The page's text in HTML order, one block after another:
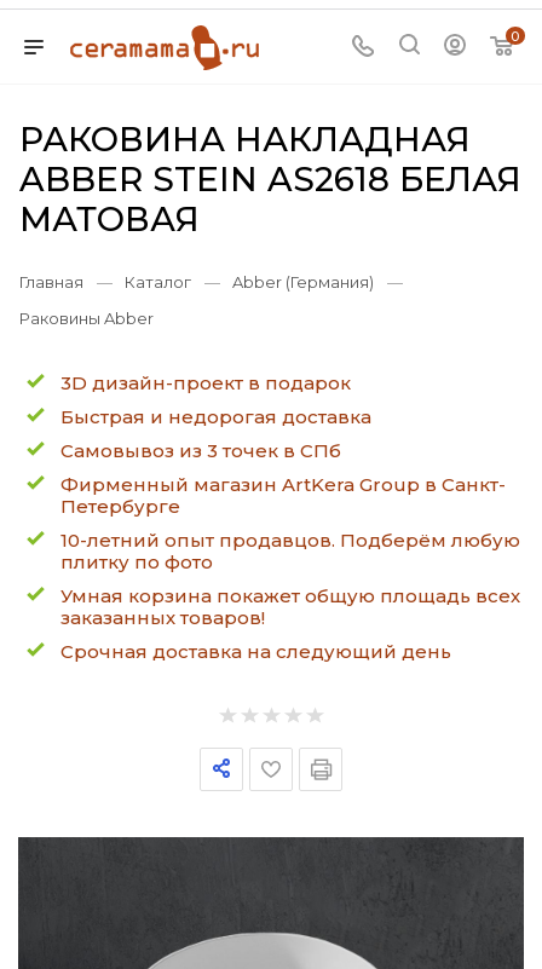
0
РАКОВИНА НАКЛАДНАЯ
ABBER STEIN AS2618 БЕЛАЯ
МАТОВАЯ
Главная — Каталог — Abber (Германия)
—
Раковины Abber
3D дизайн-проект в подарок
Быстрая и недорогая доставка
Самовывоз из 3 точек в СПб
Фирменный магазин ArtKera Group в Санкт-
Петербурге
10-летний опыт продавцов. Подберём любую
плитку по фото
Умная корзина покажет общую площадь всех
заказанных товаров!
Срочная доставка на следующий день